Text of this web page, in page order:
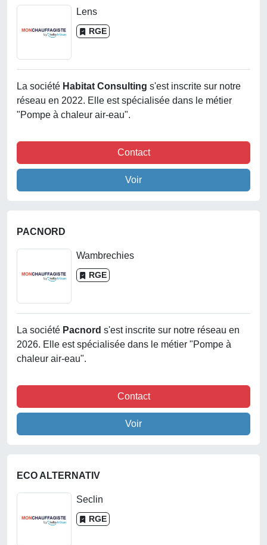
Lens
RGE
La société Habitat Consulting s'est inscrite sur notre
réseau en 2022. Elle est spécialisée dans le métier
"Pompe à chaleur air-eau".
Contact
Voir
PACNORD
Wambrechies
RGE
La société Pacnord s'est inscrite sur notre réseau en
2026. Elle est spécialisée dans le métier "Pompe à
chaleur air-eau".
Contact
Voir
ECO ALTERNATIV
Seclin
RGE